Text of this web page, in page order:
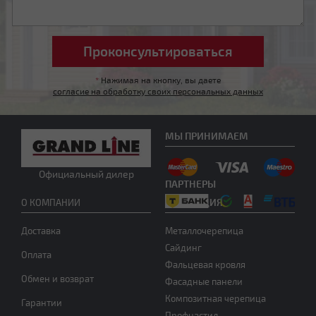
* Нажимая на кнопку, вы даете
согласие на обработку своих персональных данных
Официальный дилер
О КОМПАНИИ
Доставка
Оплата
Обмен и возврат
Гарантии
ПРОДУКЦИЯ
Металлочерепица
Сайдинг
Фальцевая кровля
Фасадные панели
Композитная черепица
МЫ ПРИНИМАЕМ
ПАРТНЕРЫ
Четырехскатная вальмовая
Четырехскатная шатровая
Мансардная ломаная